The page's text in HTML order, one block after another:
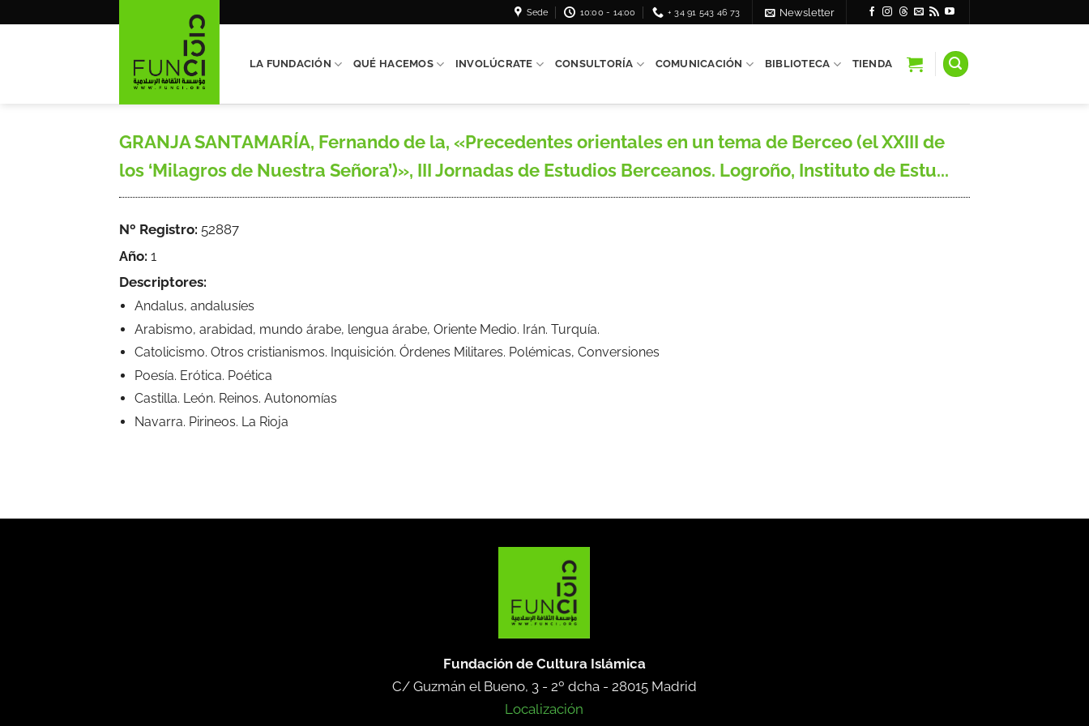
Sede 10:00 - 14:00 + 34 91 543 46 73 Newsletter
LA FUNDACIÓN QUÉ HACEMOS INVOLÚCRATE CONSULTORÍA COMUNICACIÓN BIBLIOTECA TIENDA
GRANJA SANTAMARÍA, Fernando de la, «Precedentes orientales en un tema de Berceo (el XXIII de
los ‘Milagros de Nuestra Señora’)», III Jornadas de Estudios Berceanos. Logroño, Instituto de Estu...
Nº Registro: 52887
Año: 1
Descriptores:
Andalus, andalusíes
Arabismo, arabidad, mundo árabe, lengua árabe, Oriente Medio. Irán. Turquía.
Catolicismo. Otros cristianismos. Inquisición. Órdenes Militares. Polémicas, Conversiones
Poesía. Erótica. Poética
Castilla. León. Reinos. Autonomías
Navarra. Pirineos. La Rioja
Fundación de Cultura Islámica
C/ Guzmán el Bueno, 3 - 2º dcha - 28015 Madrid
Localización